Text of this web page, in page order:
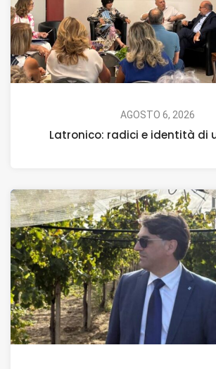
AGOSTO 6, 2026
Latronico: radici e identità di